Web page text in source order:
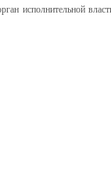
исполнительной